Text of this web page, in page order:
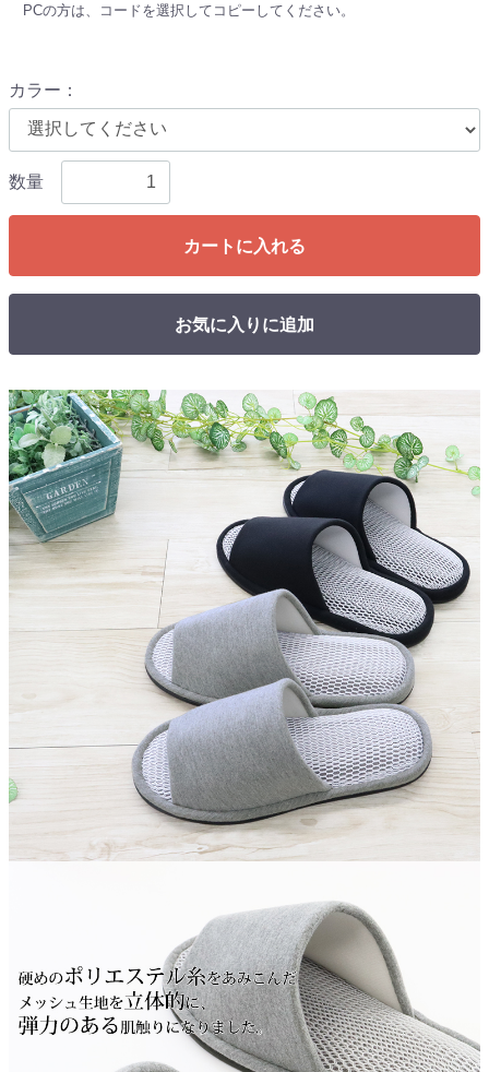
PCの方は、コードを選択してコピーしてください。
カラー ：
数量
カートに入れる
お気に入りに追加